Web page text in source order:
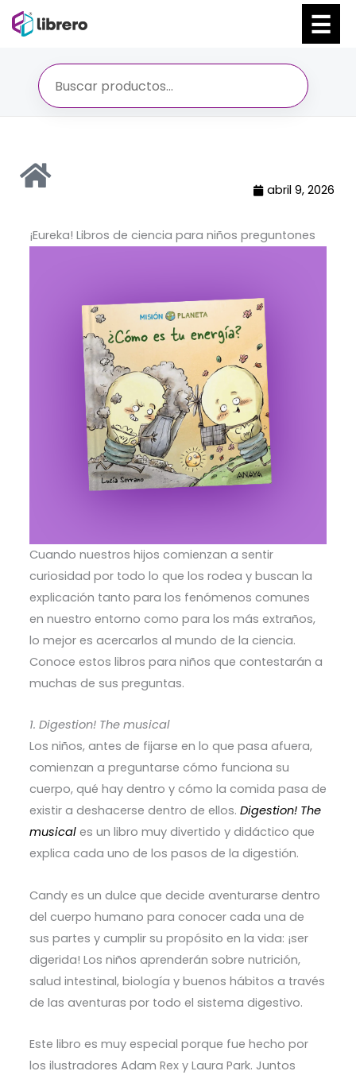
abril 9, 2026
¡Eureka! Libros de ciencia para niños preguntones
Cuando nuestros hijos comienzan a sentir
curiosidad por todo lo que los rodea y buscan la
explicación tanto para los fenómenos comunes
en nuestro entorno como para los más extraños,
lo mejor es acercarlos al mundo de la ciencia.
Conoce estos libros para niños que contestarán a
muchas de sus preguntas.
1. Digestion! The musical
Los niños, antes de fijarse en lo que pasa afuera,
comienzan a preguntarse cómo funciona su
cuerpo, qué hay dentro y cómo la comida pasa de
existir a deshacerse dentro de ellos. Digestion! The
musicales un libro muy divertido y didáctico que
explica cada uno de los pasos de la digestión.
Candy es un dulce que decide aventurarse dentro
del cuerpo humano para conocer cada una de
sus partes y cumplir su propósito en la vida: ¡ser
digerida! Los niños aprenderán sobre nutrición,
salud intestinal, biología y buenos hábitos a través
de las aventuras por todo el sistema digestivo.
Este libro es muy especial porque fue hecho por
los ilustradores Adam Rex y Laura Park. Juntos